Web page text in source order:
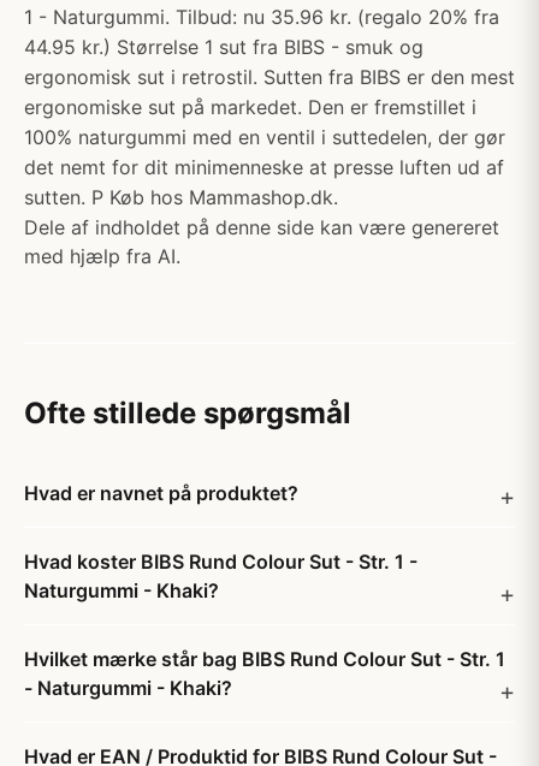
1 - Naturgummi. Tilbud: nu 35.96 kr. (regalo 20% fra
44.95 kr.) Størrelse 1 sut fra BIBS - smuk og
ergonomisk sut i retrostil. Sutten fra BIBS er den mest
ergonomiske sut på markedet. Den er fremstillet i
100% naturgummi med en ventil i suttedelen, der gør
det nemt for dit minimenneske at presse luften ud af
sutten. P Køb hos Mammashop.dk.
Dele af indholdet på denne side kan være genereret
med hjælp fra AI.
Ofte stillede spørgsmål
Hvad er navnet på produktet?
Hvad koster BIBS Rund Colour Sut - Str. 1 -
Naturgummi - Khaki?
Hvilket mærke står bag BIBS Rund Colour Sut - Str. 1
- Naturgummi - Khaki?
Hvad er EAN / Produktid for BIBS Rund Colour Sut -